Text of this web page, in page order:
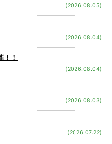
(2026.08.05)
(2026.08.04)
！！
(2026.08.04)
(2026.08.03)
(2026.07.22)